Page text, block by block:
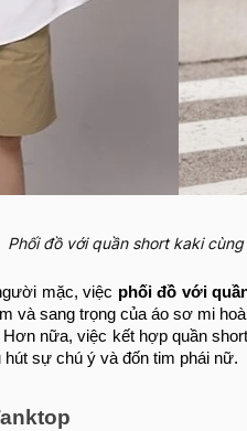
Phối đồ với quần short kaki cùng
mặc, việc phối đồ với
và sang trọng của áo sơ mi
Hơn nữa, việc kết hợp quần
sự chú ý và đốn tim phái nữ.